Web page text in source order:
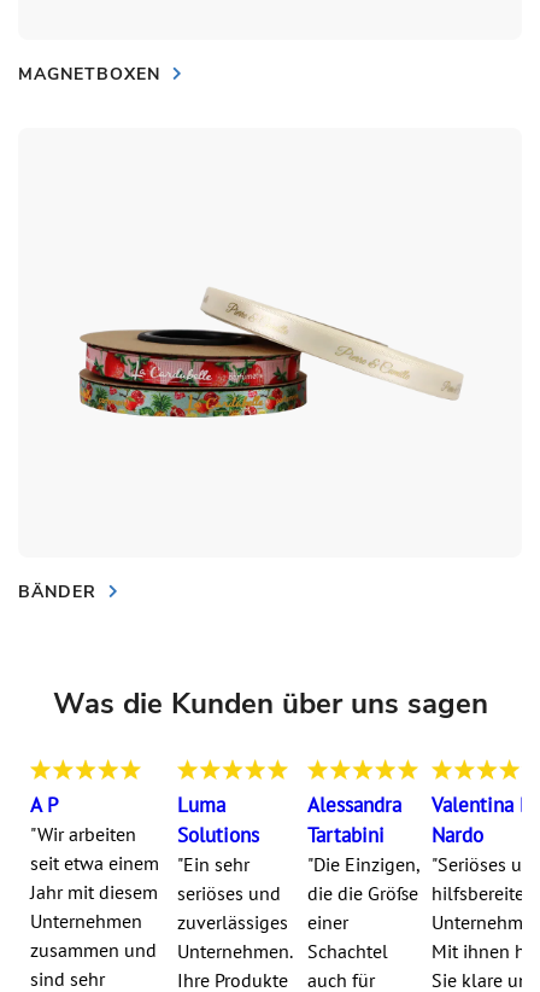
MAGNETBOXEN
BÄNDER
Was die Kunden über uns sagen
A P
"Wir arbeiten
seit etwa einem
Jahr mit diesem
Unternehmen
zusammen und
sind sehr
Luma
Solutions
"Ein sehr
seriöses und
zuverlässiges
Unternehmen.
Ihre Produkte
Alessandra
Tartabini
"Die Einzigen,
die die Größe
einer
Schachtel
auch für
Valentina Di
Nardo
"Seriöses
hilfsbereites
Mit ihnen
Sie klare und